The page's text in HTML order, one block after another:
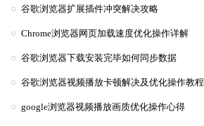
谷歌浏览器扩展插件冲突解决攻略
Chrome浏览器网页加载速度优化操作详解
谷歌浏览器下载安装完毕如何同步数据
谷歌浏览器视频播放卡顿解决及优化操作教程
google浏览器视频播放画质优化操作心得